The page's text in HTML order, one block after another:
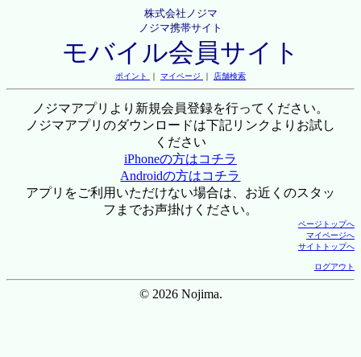
株式会社ノジマ
ノジマ携帯サイト
モバイル会員サイト
ポイント ｜ マイページ ｜ 店舗検索
ノジマアプリより新規会員登録を行ってください。
ノジマアプリのダウンロードは下記リンクよりお試し
ください
iPhoneの方はコチラ
Androidの方はコチラ
アプリをご利用いただけない場合は、お近くのスタッ
フまでお声掛けください。
ページトップへ
マイページへ
サイトトップへ
ログアウト
© 2026 Nojima.